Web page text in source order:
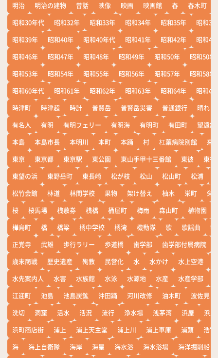
明治
明治の建物 昔話 映像 映画 映画館 春 春木町
昭和30年代
昭和32年 昭和33年 昭和34年 昭和35年
昭和36
昭和39年
昭和40年 昭和40年代 昭和41年 昭和42年
昭和43
昭和46年
昭和47年 昭和48年 昭和49年 昭和50年
昭和50年
昭和53年
昭和54年 昭和55年 昭和56年 昭和57年
昭和58年
昭和60年代
昭和61年 昭和62年 昭和63年 昭和64年
昭和の
時津町
時津超 時計 普賢岳 普賢岳災害 普通銀行
晴れ
有名人
有明 有明フェリー 有明海 有明町 有田町
望遠鏡
本島
本島市長 本明川 本町 本踊 村 杠葉病院別館
来
東京
東京都 東京駅 東公園 東山手甲十三番館 東彼
東彼
東望の浜
東野岳町 東長崎 松が枝 松山 松山町 松浦
松竹会館
林道 林間学校 果物 架け替え 柚木 栄町
栄
桜
桜馬場 桟敷券 桟橋 桶屋町 梅雨 森山町 植物園
樺島町
橋 橋梁 橘中学校 橘湾 機動隊 歌 歌謡曲
正覚寺
武雄 歩行ラリー 歩道橋 歯学部 歯学部付属病院
歳末商戦
歴史遺産 殉教 民営化 水 水かけ 水上空港
水先案内人
水害 水族館 水泳 水源地 水産 水産学部
江迎町
池島 池島炭鉱 沖田踊 河川改修 油木町
波佐見
洗切
洞窟 活水 活況 流行 浄水場 浅茅湾 浜屋
浜
浜町商店街
浦上 浦上天主堂 浦上川 浦上車庫 浦頭
浩宮
海
海上自衛隊 海岸 海星 海水浴 海水浴場
海洋掘削船